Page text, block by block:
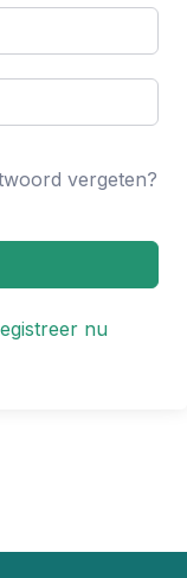
vergeten?
nu